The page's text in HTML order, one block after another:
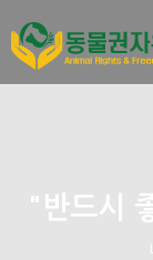
"반드시